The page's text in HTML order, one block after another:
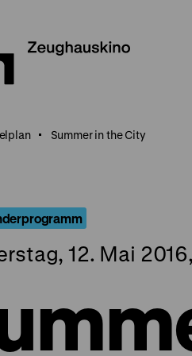
Summer in the City
12. Mai